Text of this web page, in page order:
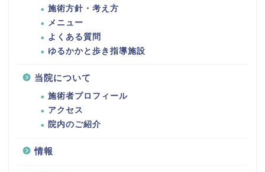
施術方針・考え方
メニュー
よくある質問
ゆるかかと歩き指導施設
当院について
施術者プロフィール
アクセス
院内のご紹介
情報